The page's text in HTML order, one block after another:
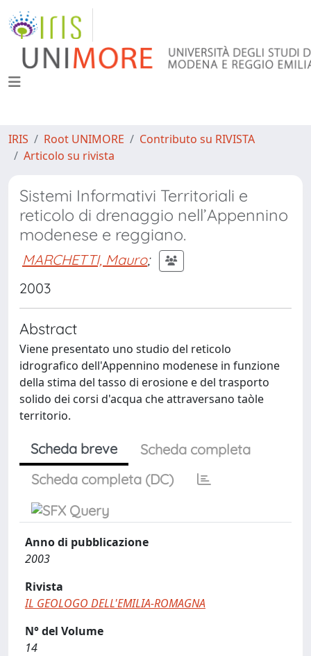
IRIS Root UNIMORE
Contributo su RIVISTA
Articolo su rivista
Sistemi Informativi Territoriali e
reticolo di drenaggio nell’Appennino
modenese e reggiano.
MARCHETTI, Mauro;
2003
Abstract
Viene presentato uno studio del reticolo
idrografico dell'Appennino modenese in funzione
della stima del tasso di erosione e del trasporto
solido dei corsi d'acqua che attraversano taòle
territorio.
Scheda breve
Scheda completa
Scheda completa (DC)
Anno di pubblicazione
2003
Rivista
IL GEOLOGO DELL'EMILIA-ROMAGNA
N° del Volume
14